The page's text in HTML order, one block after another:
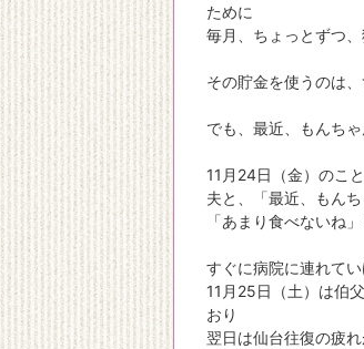
ために
毎月、ちょっとずつ、
その貯金を使うのは
でも、最近、もんち
11月24日（金）のこと
夫と、「最近、もんち
「あまり食べないね
すぐに病院に連れてい
11月25日（土）は伯
おり
翌日は仙台往復の疲